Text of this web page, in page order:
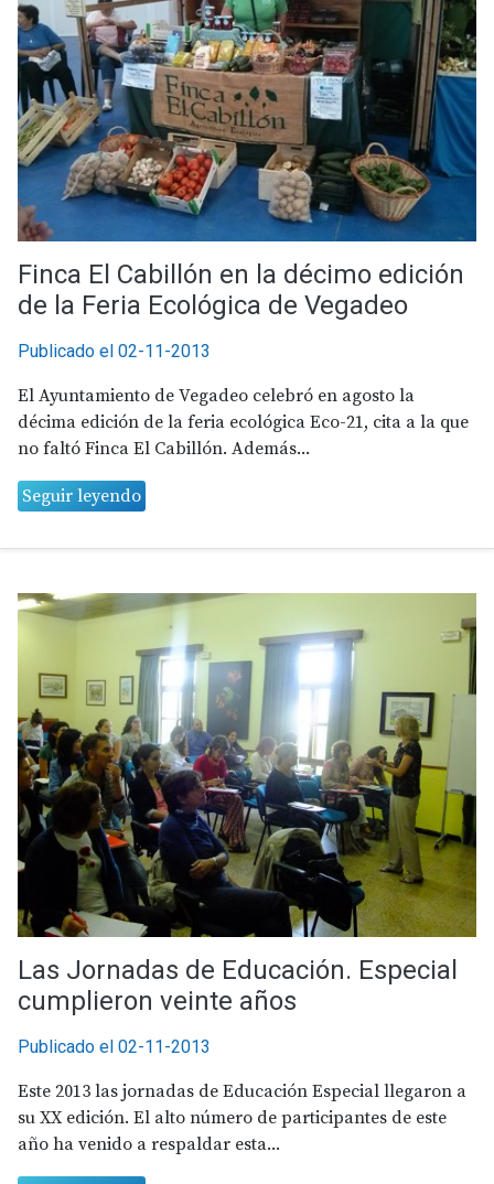
Finca El Cabillón en la décimo edición
de la Feria Ecológica de Vegadeo
Publicado el 02-11-2013
El Ayuntamiento de Vegadeo celebró en agosto la
décima edición de la feria ecológica Eco-21, cita a la que
no faltó Finca El Cabillón. Además...
Seguir leyendo
Las Jornadas de Educación. Especial
cumplieron veinte años
Publicado el 02-11-2013
Este 2013 las jornadas de Educación Especial llegaron a
su XX edición. El alto número de participantes de este
año ha venido a respaldar esta...